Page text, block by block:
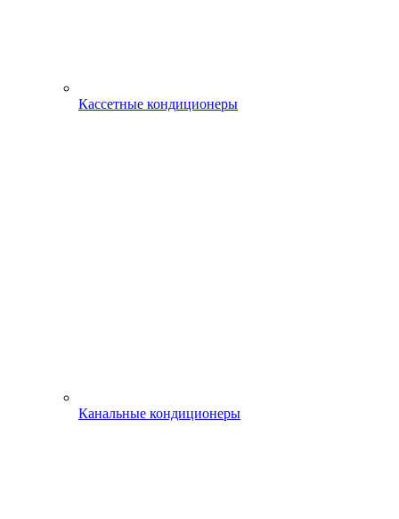
Кассетные кондиционеры
Канальные кондиционеры